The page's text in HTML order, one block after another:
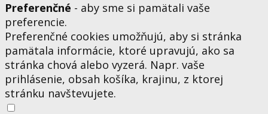
Preferenčné - aby sme si pamätali vaše
preferencie.
Preferenčné cookies umožňujú, aby si stránka
pamätala informácie, ktoré upravujú, ako sa
stránka chová alebo vyzerá. Napr. vaše
prihlásenie, obsah košíka, krajinu, z ktorej
stránku navštevujete.